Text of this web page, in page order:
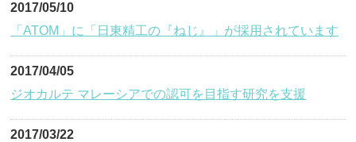
2017/05/10
「ATOM」に「日東精工の『ねじ』」が採用されています
2017/04/05
ジオカルテ マレーシアでの認可を目指す研究を支援
2017/03/22